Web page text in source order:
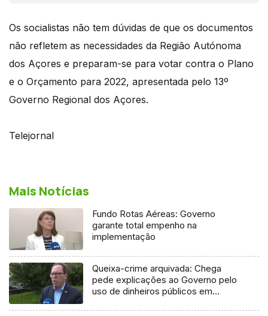
Os socialistas não tem dúvidas de que os documentos
não refletem as necessidades da Região Autónoma
dos Açores e preparam-se para votar contra o Plano
e o Orçamento para 2022, apresentada pelo 13º
Governo Regional dos Açores.
Telejornal
Mais Notícias
Fundo Rotas Aéreas: Governo
garante total empenho na
implementação
Queixa-crime arquivada: Chega
pede explicações ao Governo pelo
uso de dinheiros públicos em